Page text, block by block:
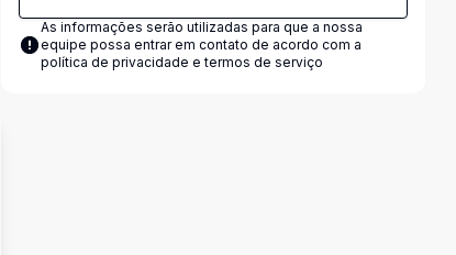
As informações serão utilizadas para que a nossa
equipe possa entrar em contato de acordo com a
política de privacidade e termos de serviço